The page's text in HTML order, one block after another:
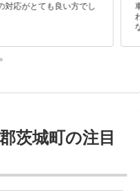
対応がとても良い方でし
茨城町の注目